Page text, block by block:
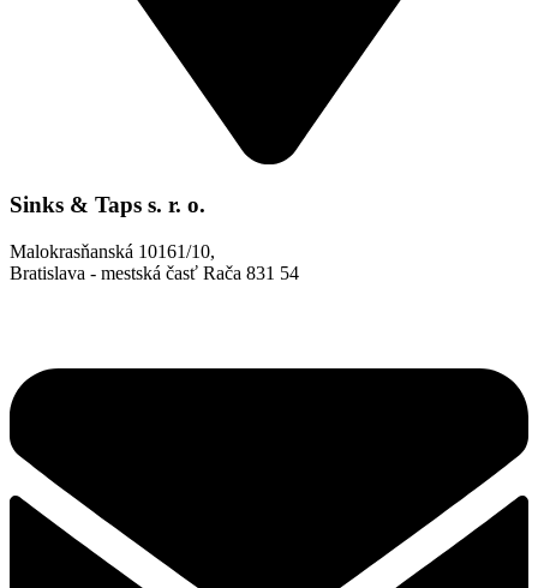
Sinks & Taps s. r. o.
Malokrasňanská 10161/10,
Bratislava - mestská časť Rača 831 54